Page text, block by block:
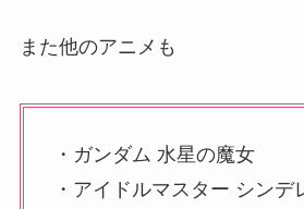
また他のアニメも
・ガンダム 水星の魔女
・アイドルマスター シンデ